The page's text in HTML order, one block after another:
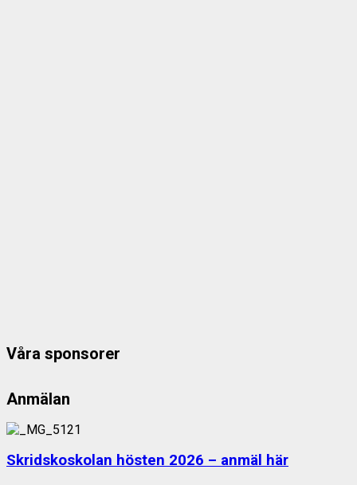
Våra sponsorer
Anmälan
Skridskoskolan hösten 2026 – anmäl här